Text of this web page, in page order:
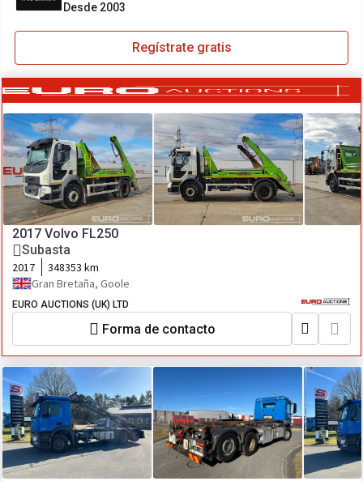
Desde 2003
Regístrate gratis
2017 Volvo FL250
Subasta
2017
348353 km
Gran Bretaña, Goole
EURO AUCTIONS (UK) LTD
Forma de contacto